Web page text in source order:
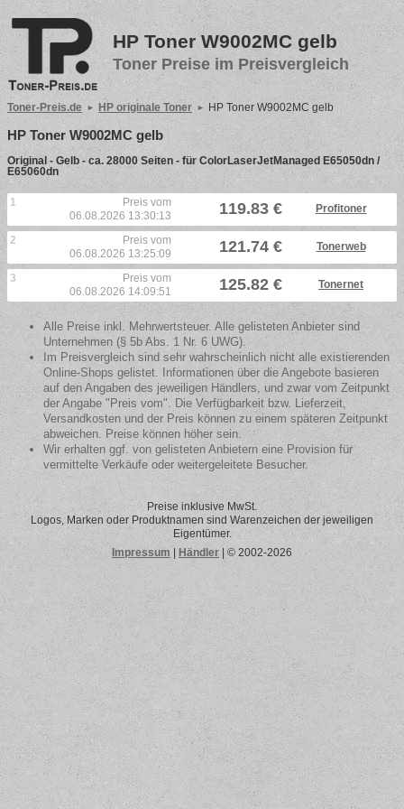
HP Toner W9002MC gelb
Toner Preise im Preisvergleich
Toner-Preis.de HP originale Toner HP Toner W9002MC gelb
HP Toner W9002MC gelb
Original - Gelb - ca. 28000 Seiten - für ColorLaserJetManaged E65050dn /
E65060dn
1
Preis vom
06.08.2026 13:30:13
119.83 € Profitoner
2
Preis vom
06.08.2026 13:25:09
121.74 € Tonerweb
3
Preis vom
06.08.2026 14:09:51
125.82 € Tonernet
Alle Preise inkl. Mehrwertsteuer. Alle gelisteten Anbieter sind
Unternehmen (§ 5b Abs. 1 Nr. 6 UWG).
Im Preisvergleich sind sehr wahrscheinlich nicht alle existierenden
Online-Shops gelistet. Informationen über die Angebote basieren
auf den Angaben des jeweiligen Händlers, und zwar vom Zeitpunkt
der Angabe "Preis vom". Die Verfügbarkeit bzw. Lieferzeit,
Versandkosten und der Preis können zu einem späteren Zeitpunkt
abweichen. Preise können höher sein.
Wir erhalten ggf. von gelisteten Anbietern eine Provision für
vermittelte Verkäufe oder weitergeleitete Besucher.
Preise inklusive MwSt.
Logos, Marken oder Produktnamen sind Warenzeichen der jeweiligen
Eigentümer.
Impressum
Händler | © 2002-2026